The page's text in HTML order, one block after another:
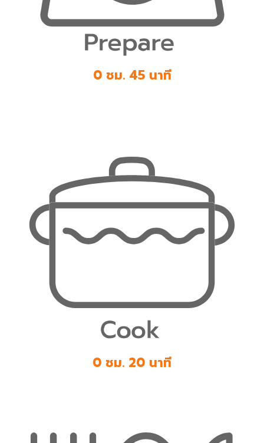
0 ชม. 45 นาที
0 ชม. 20 นาที